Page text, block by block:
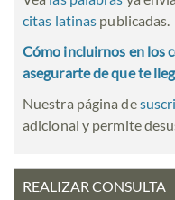
citas latinas publicadas.
Cómo incluirnos en los
asegurarte de que te
Nuestra página de
adicional y permite
REALIZAR CONSULTA